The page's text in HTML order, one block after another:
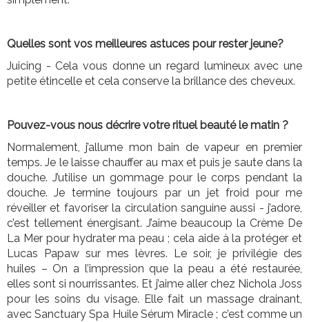
Quelles sont vos meilleures astuces pour rester jeune?
Juicing - Cela vous donne un regard lumineux avec une
petite étincelle et cela conserve la brillance des cheveux.
Pouvez-vous nous décrire votre rituel beauté le matin ?
Normalement, j’allume mon bain de vapeur en premier
temps. Je le laisse chauffer au max et puis je saute dans la
douche. J’utilise un gommage pour le corps pendant la
douche. Je termine toujours par un jet froid pour me
réveiller et favoriser la circulation sanguine aussi - j’adore,
c’est tellement énergisant. J’aime beaucoup la Crème De
La Mer pour hydrater ma peau ; cela aide à la protéger et
Lucas Papaw sur mes lèvres. Le soir, je privilégie des
huiles – On a l’impression que la peau a été restaurée,
elles sont si nourrissantes. Et j’aime aller chez Nichola Joss
pour les soins du visage. Elle fait un massage drainant,
avec Sanctuary Spa Huile Sérum Miracle ; c’est comme un